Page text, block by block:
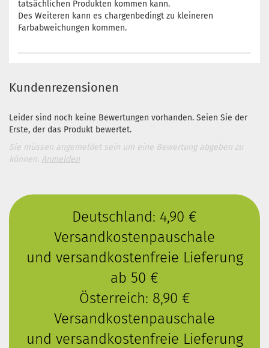
tatsächlichen Produkten kommen kann.
Des Weiteren kann es chargenbedingt zu kleineren
Farbabweichungen kommen.
Kundenrezensionen
Leider sind noch keine Bewertungen vorhanden. Seien Sie der
Erste, der das Produkt bewertet.
Sie müssen angemeldet sein um eine Bewertung abgeben zu
können. Anmelden
Deutschland: 4,90 €
Versandkostenpauschale
und versandkostenfreie Lieferung
ab 50 €
Österreich: 8,90 €
Versandkostenpauschale
und versandkostenfreie Lieferung